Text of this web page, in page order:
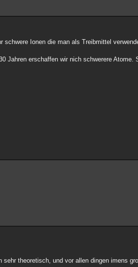
schwere Ionen die man als Treibmittel
Jahren erschaffen wir nich schwerere Atome.
sehr theoretisch, und vor allen dingen imens